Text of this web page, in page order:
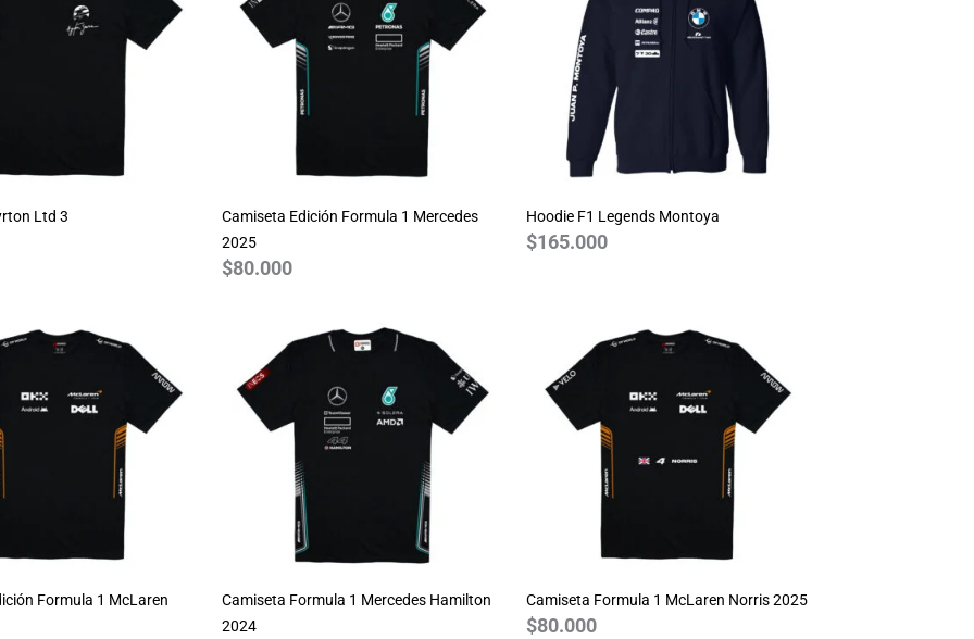
Ltd 3
Camiseta Edición Formula 1 Mercedes
2025
$80.000
Hoodie F1 Legends Montoya
$165.000
Formula 1 McLaren
Camiseta Formula 1 Mercedes Hamilton
2024
de
desde
$70.000
$80.000
Camiseta Formula 1 McLaren Norris 2025
$80.000